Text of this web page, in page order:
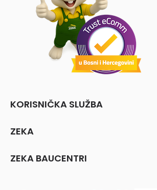
KORISNIČKA SLUŽBA
ZEKA
ZEKA BAUCENTRI